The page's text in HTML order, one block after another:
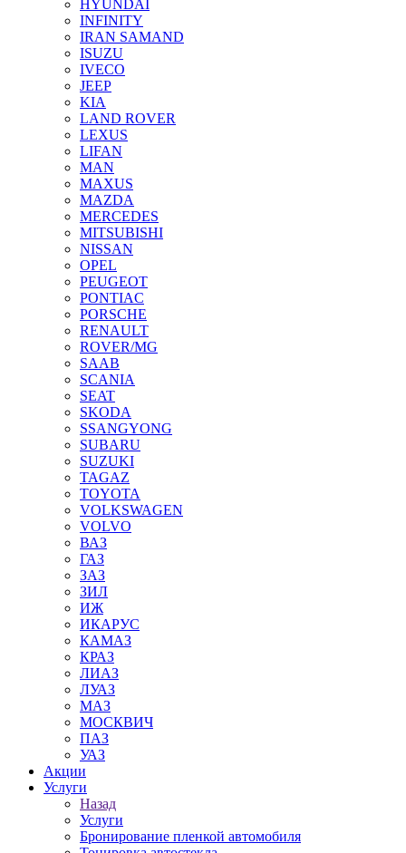
HYUNDAI
INFINITY
IRAN SAMAND
ISUZU
IVECO
JEEP
KIA
LAND ROVER
LEXUS
LIFAN
MAN
MAXUS
MAZDA
MERCEDES
MITSUBISHI
NISSAN
OPEL
PEUGEOT
PONTIAC
PORSCHE
RENAULT
ROVER/MG
SAAB
SCANIA
SEAT
SKODA
SSANGYONG
SUBARU
SUZUKI
TAGAZ
TOYOTA
VOLKSWAGEN
VOLVO
ВАЗ
ГАЗ
ЗАЗ
ЗИЛ
ИЖ
ИКАРУС
КАМАЗ
КРАЗ
ЛИАЗ
ЛУАЗ
МАЗ
МОСКВИЧ
ПАЗ
УАЗ
Акции
Услуги
Назад
Услуги
Бронирование пленкой автомобиля